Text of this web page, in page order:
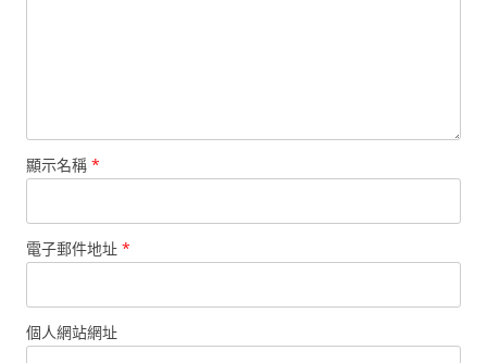
顯示名稱 *
電子郵件地址 *
個人網站網址